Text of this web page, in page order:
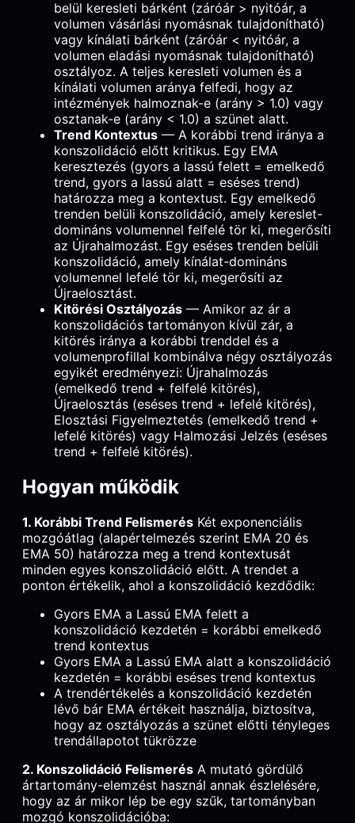
belül keresleti bárként (záróár > nyitóár, a
volumen vásárlási nyomásnak tulajdonítható)
vagy kínálati bárként (záróár < nyitóár, a
volumen eladási nyomásnak tulajdonítható)
osztályoz. A teljes keresleti volumen és a
kínálati volumen aránya felfedi, hogy az
intézmények halmoznak-e (arány > 1.0) vagy
osztanak-e (arány < 1.0) a szünet alatt.
Trend Kontextus — A korábbi trend iránya a
konszolidáció előtt kritikus. Egy EMA
keresztezés (gyors a lassú felett = emelkedő
trend, gyors a lassú alatt = eséses trend)
határozza meg a kontextust. Egy emelkedő
trenden belüli konszolidáció, amely kereslet-
domináns volumennel felfelé tör ki, megerősíti
az Újrahalmozást. Egy eséses trenden belüli
konszolidáció, amely kínálat-domináns
volumennel lefelé tör ki, megerősíti az
Újraelosztást.
Kitörési Osztályozás — Amikor az ár a
konszolidációs tartományon kívül zár, a
kitörés iránya a korábbi trenddel és a
volumenprofillal kombinálva négy osztályozás
egyikét eredményezi: Újrahalmozás
(emelkedő trend + felfelé kitörés),
Újraelosztás (eséses trend + lefelé kitörés),
Elosztási Figyelmeztetés (emelkedő trend +
lefelé kitörés) vagy Halmozási Jelzés (eséses
trend + felfelé kitörés).
Hogyan működik
1. Korábbi Trend Felismerés Két exponenciális
mozgóátlag (alapértelmezés szerint EMA 20 és
EMA 50) határozza meg a trend kontextusát
minden egyes konszolidáció előtt. A trendet a
ponton értékelik, ahol a konszolidáció kezdődik:
Gyors EMA a Lassú EMA felett a
konszolidáció kezdetén = korábbi emelkedő
trend kontextus
Gyors EMA a Lassú EMA alatt a konszolidáció
kezdetén = korábbi eséses trend kontextus
A trendértékelés a konszolidáció kezdetén
lévő bár EMA értékeit használja, biztosítva,
hogy az osztályozás a szünet előtti tényleges
trendállapotot tükrözze
2. Konszolidáció Felismerés A mutató gördülő
ártartomány-elemzést használ annak észlelésére,
hogy az ár mikor lép be egy szűk, tartományban
mozgó konszolidációba: